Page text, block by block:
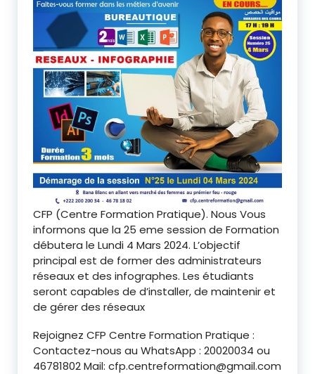
CFP (Centre Formation Pratique). Nous Vous
informons que la 25 eme session de Formation
débutera le Lundi 4 Mars 2024. L’objectif
principal est de former des administrateurs
réseaux et des infographes. Les étudiants
seront capables de d’installer, de maintenir et
de gérer des réseaux
Rejoignez CFP Centre Formation Pratique :
Contactez-nous au WhatsApp : 20020034 ou
46781802 Mail: cfp.centreformation@gmail.com